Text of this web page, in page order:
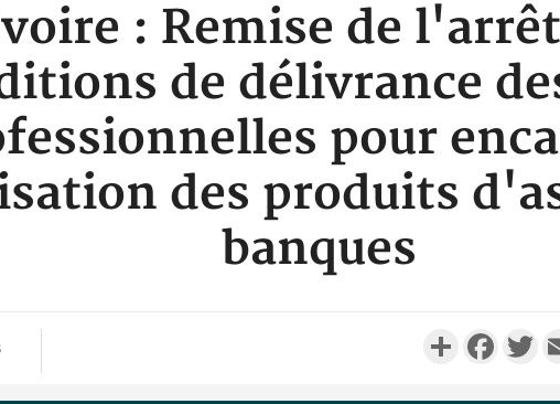
: Remise de
de délivrance
pour
des produits
banques
Partager